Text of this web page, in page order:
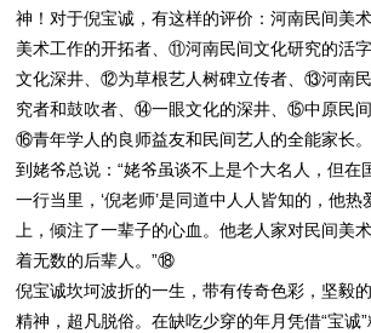
神！对于倪宝诚，有这样的评价：河南民间美
美术工作的开拓者、⑪河南民间文化研究的活
文化深井、⑫为草根艺人树碑立传者、⑬河南
究者和鼓吹者、⑭一眼文化的深井、⑮中原民间
⑯青年学人的良师益友和民间艺人的全能家长
到姥爷总说：“姥爷虽谈不上是个大名人，但在
一行当里，‘倪老师’是同道中人人皆知的，他
上，倾注了一辈子的心血。他老人家对民间美
着无数的后辈人。”⑱
倪宝诚坎坷波折的一生，带有传奇色彩，坚毅
精神，超凡脱俗。在缺吃少穿的年月凭借“宝诚